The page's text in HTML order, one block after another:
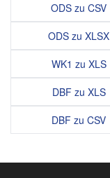
ODS zu CSV
ODS zu XLSX
WK1 zu XLS
DBF zu XLS
DBF zu CSV